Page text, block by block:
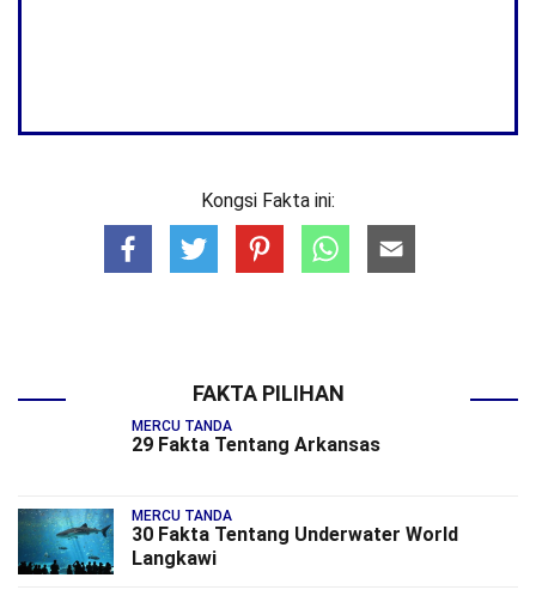
Kongsi Fakta ini:
FAKTA PILIHAN
MERCU TANDA
29 Fakta Tentang Arkansas
MERCU TANDA
30 Fakta Tentang Underwater World
Langkawi